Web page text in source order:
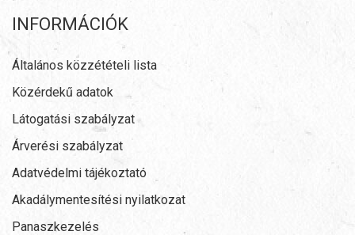
INFORMÁCIÓK
Általános közzétételi lista
Közérdekű adatok
Látogatási szabályzat
Árverési szabályzat
Adatvédelmi tájékoztató
Akadálymentesítési nyilatkozat
Panaszkezelés